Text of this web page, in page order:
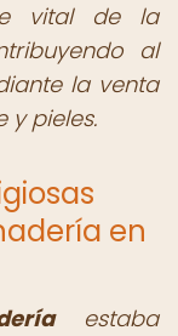
vital de la
al
la venta
y pieles.
en
estaba